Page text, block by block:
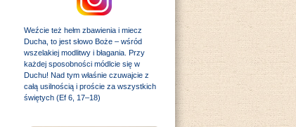
Weźcie też hełm zbawienia i miecz
Ducha, to jest słowo Boże – wśród
wszelakiej modlitwy i błagania. Przy
każdej sposobności módlcie się w
Duchu! Nad tym właśnie czuwajcie z
całą usilnością i proście za wszystkich
świętych (Ef 6, 17–18)